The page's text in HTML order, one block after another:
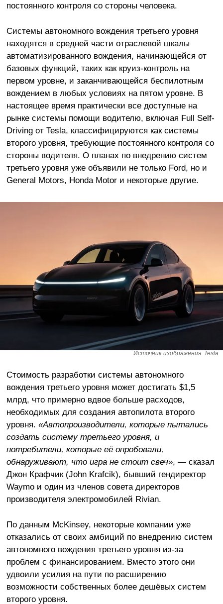
постоянного контроля со стороны человека.
Системы автономного вождения третьего уровня
находятся в средней части отраслевой шкалы
автоматизированного вождения, начинающейся от
базовых функций, таких как круиз-контроль на
первом уровне, и заканчивающейся беспилотным
вождением в любых условиях на пятом уровне. В
настоящее время практически все доступные на
рынке системы помощи водителю, включая Full Self-
Driving от Tesla, классифицируются как системы
второго уровня, требующие постоянного контроля со
стороны водителя. О планах по внедрению систем
третьего уровня уже объявили не только Ford, но и
General Motors, Honda Motor и некоторые другие.
Источник изображения: Tesla
Стоимость разработки системы автономного
вождения третьего уровня может достигать $1,5
млрд, что примерно вдвое больше расходов,
необходимых для создания автопилота второго
уровня. «Автопроизводители, которые пытались
создать систему третьего уровня, и
потребители, которые её опробовали,
обнаруживают, что игра не стоит свеч», — сказал
Джон Крафчик (John Krafcik), бывший гендиректор
Waymo и один из членов совета директоров
производителя электромобилей Rivian.
По данным McKinsey, некоторые компании уже
отказались от своих амбиций по внедрению систем
автономного вождения третьего уровня из-за
проблем с финансированием. Вместо этого они
удвоили усилия на пути по расширению
возможности собственных более дешёвых систем
второго уровня.